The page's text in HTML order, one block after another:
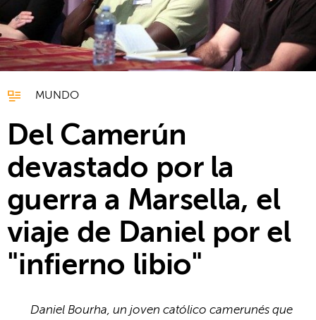
MUNDO
Del Camerún
devastado por la
guerra a Marsella, el
viaje de Daniel por el
"infierno libio"
Daniel Bourha, un joven católico camerunés que